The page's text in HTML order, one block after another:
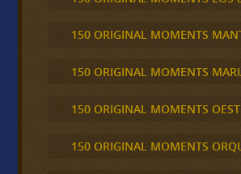
150 ORIGINAL MOMENTS
150 ORIGINAL MOMENTS
150 ORIGINAL MOMENTS
150 ORIGINAL MOMENTS